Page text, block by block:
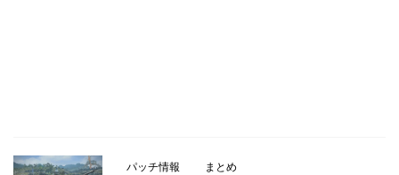
パッチ情報 まとめ